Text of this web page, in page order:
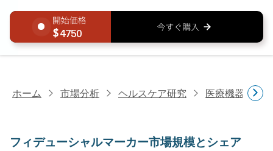
4750
ホーム 市場分析 ヘルスケア研究 医療機器研究
フィデューシャルマーカー市場規模とシェア